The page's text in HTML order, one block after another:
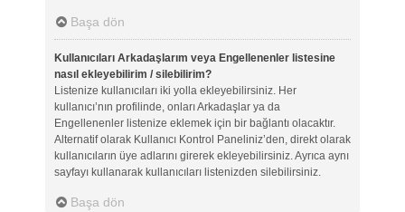
Başa dön
Kullanıcıları Arkadaşlarım veya Engellenenler listesine
nasıl ekleyebilirim / silebilirim?
Listenize kullanıcıları iki yolla ekleyebilirsiniz. Her
kullanıcı’nın profilinde, onları Arkadaşlar ya da
Engellenenler listenize eklemek için bir bağlantı olacaktır.
Alternatif olarak Kullanıcı Kontrol Paneliniz’den, direkt olarak
kullanıcıların üye adlarını girerek ekleyebilirsiniz. Ayrıca aynı
sayfayı kullanarak kullanıcıları listenizden silebilirsiniz.
Başa dön